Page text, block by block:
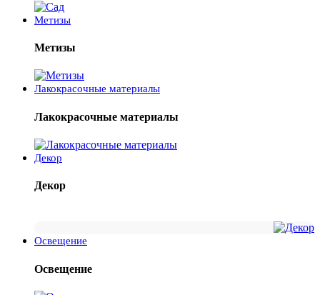
Метизы
Метизы
Лакокрасочные материалы
Лакокрасочные материалы
Декор
Декор
Освещение
Освещение